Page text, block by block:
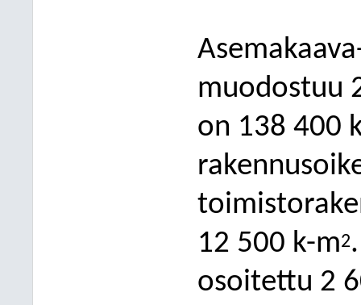
muodostuu
on 138 400
12 500 k-m2
osoitettu 2